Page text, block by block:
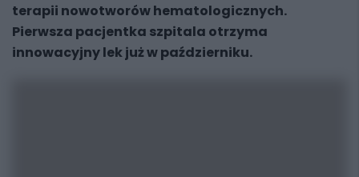
terapii nowotworów hematologicznych.
Pierwsza pacjentka szpitala otrzyma
innowacyjny lek już w październiku.